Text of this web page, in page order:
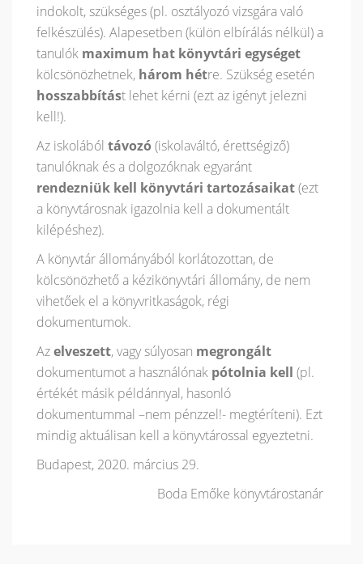
indokolt, szükséges (pl. osztályozó vizsgára való
felkészülés). Alapesetben (külön elbírálás nélkül) a
tanulók maximum hat könyvtári egységet
kölcsönözhetnek, három hétre. Szükség esetén
hosszabbítást lehet kérni (ezt az igényt jelezni
kell!).
Az iskolából távozó (iskolaváltó, érettségiző)
tanulóknak és a dolgozóknak egyaránt
rendezniük kell könyvtári tartozásaikat(ezt
a könyvtárosnak igazolnia kell a dokumentált
kilépéshez).
A könyvtár állományából korlátozottan, de
kölcsönözhető a kézikönyvtári állomány, de nem
vihetőek el a könyvritkaságok, régi
dokumentumok.
Azelveszett, vagy súlyosan megrongált
dokumentumot a használónak pótolnia kell (pl.
értékét másik példánnyal, hasonló
dokumentummal –nem pénzzel!- megtéríteni). Ezt
mindig aktuálisan kell a könyvtárossal egyeztetni.
Budapest, 2020. március 29.
Boda Emőke könyvtárostanár